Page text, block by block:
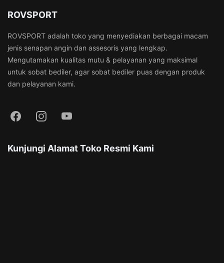
ROVSPORT
ROVSPORT adalah toko yang menyediakan berbagai macam
jenis senapan angin dan assesoris yang lengkap.
Mengutamakan kualitas mutu & pelayanan yang maksimal
untuk sobat bediler, agar sobat bediler puas dengan produk
dan pelayanan kami.
Kunjungi Alamat Toko Resmi Kami